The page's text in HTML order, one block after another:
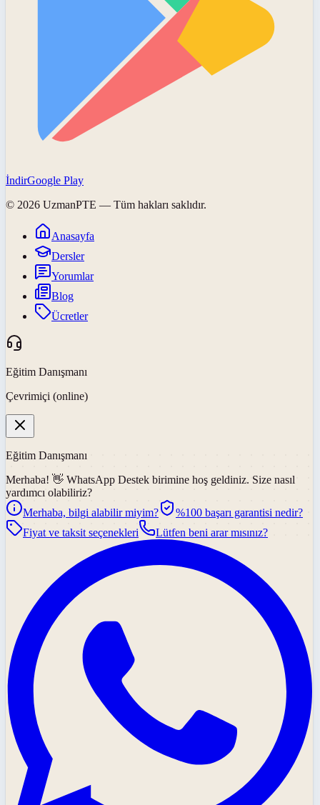
İndirGoogle Play
© 2026 UzmanPTE — Tüm hakları saklıdır.
Anasayfa
Dersler
Yorumlar
Blog
Ücretler
Eğitim Danışmanı
Çevrimiçi (online)
Eğitim Danışmanı
Merhaba! 👋 WhatsApp Destek birimine hoş geldiniz. Size nasıl
yardımcı olabiliriz?
Merhaba, bilgi alabilir miyim?
%100 başarı garantisi nedir?
Fiyat ve taksit seçenekleri
Lütfen beni arar mısınız?